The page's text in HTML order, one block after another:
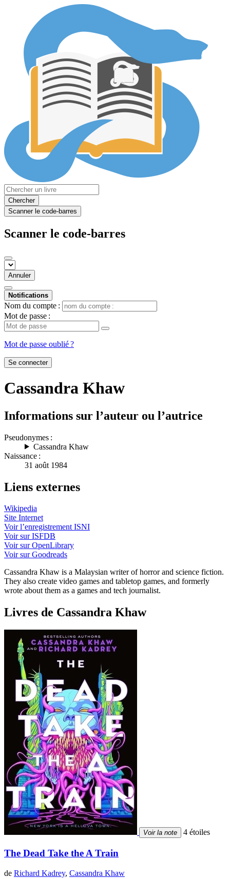
Chercher
Scanner le code-barres
Scanner le code-barres
Annuler
Notifications
Nom du compte :
Mot de passe :
Mot de passe oublié ?
Se connecter
Cassandra Khaw
Informations sur l’auteur ou l’autrice
Pseudonymes :
Cassandra Khaw
Naissance :
31 août 1984
Liens externes
Wikipedia
Site Internet
Voir l’enregistrement ISNI
Voir sur ISFDB
Voir sur OpenLibrary
Voir sur Goodreads
Cassandra Khaw is a Malaysian writer of horror and science fiction.
They also create video games and tabletop games, and formerly
wrote about them as a games and tech journalist.
Livres de Cassandra Khaw
Voir la note 4 étoiles
The Dead Take the A Train
de Richard Kadrey, Cassandra Khaw